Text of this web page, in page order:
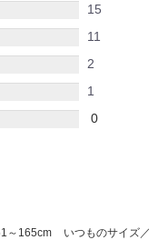
15
11
2
1
0
～165cm
いつものサイズ／